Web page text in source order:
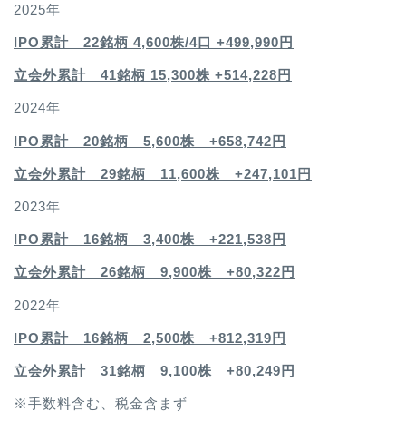
2025年
IPO累計 22銘柄 4,600株/4口 +499,990円
立会外累計 41銘柄 15,300株 +514,228円
2024年
IPO累計 20銘柄 5,600株 +658,742円
立会外累計 29銘柄 11,600株 +247,101円
2023年
IPO累計 16銘柄 3,400株 +221,538円
立会外累計 26銘柄 9,900株 +80,322円
2022年
IPO累計 16銘柄 2,500株 +812,319円
立会外累計 31銘柄 9,100株 +80,249円
※手数料含む、税金含まず